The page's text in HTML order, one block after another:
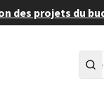
des projets du